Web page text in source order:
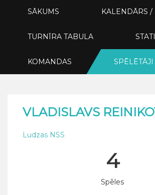
SĀKUMS KALENDĀRS /
TURNĪRA TABULA
KOMANDAS SPĒLĒTĀJI
VLADISLAVS
Ludzas NSS
4
Spēles